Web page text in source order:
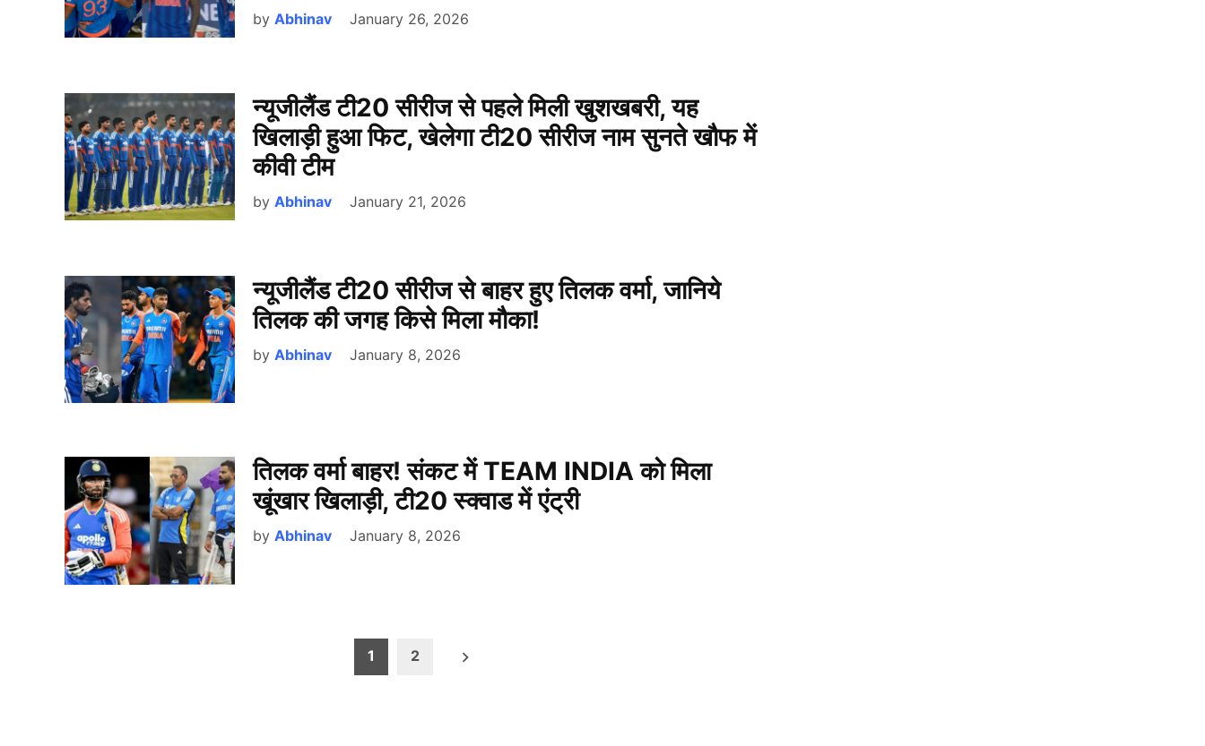
by Abhinav January 26, 2026
न्यूजीलैंड टी20 सीरीज से पहले मिली खुशखबरी, यह
खिलाड़ी हुआ फिट, खेलेगा टी20 सीरीज नाम सुनते खौफ में
कीवी टीम
by Abhinav January 21, 2026
न्यूजीलैंड टी20 सीरीज से बाहर हुए तिलक वर्मा, जानिये
तिलक की जगह किसे मिला मौका!
by Abhinav January 8, 2026
तिलक वर्मा बाहर! संकट में TEAM INDIA को मिला
खूंखार खिलाड़ी, टी20 स्क्वाड में एंट्री
by Abhinav January 8, 2026
1 2